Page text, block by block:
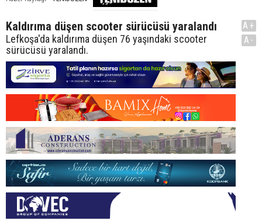
Kaldırıma düşen scooter sürücüsü yaralandı
Lefkoşa'da kaldırıma düşen 76 yaşındaki scooter
sürücüsü yaralandı.
A+
A-